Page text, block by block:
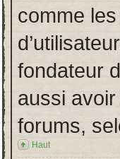
comme
fondateur
aussi
forums,
Haut